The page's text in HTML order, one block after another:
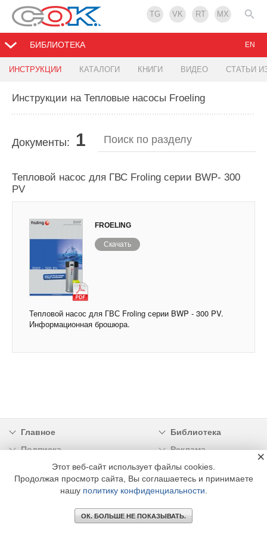
TG VK RT MX
БИБЛИОТЕКА
ИНСТРУКЦИИ КАТАЛОГИ КНИГИ ВИДЕО СТАТЬИ
EN
Инструкции на Тепловые насосы Froeling
Документы: 1
Тепловой насос для ГВС Froling серии BWP- 300
PV
FROELING
Скачать
Тепловой насос для ГВС Froling серии BWP - 300 PV.
Информационная брошюра.
Главное
Библиотека
Подписка
Реклама
Информация
© 2002 - 2026 OOO Издательский дом «МЕДИА ТЕХНОЛОДЖИ» +7 (495) 665-00-
Этот веб-сайт использует файлы cookies.
Продолжая просмотр сайта, Вы соглашаетесь и принимаете
нашу политику конфиденциальности
ОК. БОЛЬШЕ НЕ ПОКАЗЫВАТЬ.
×